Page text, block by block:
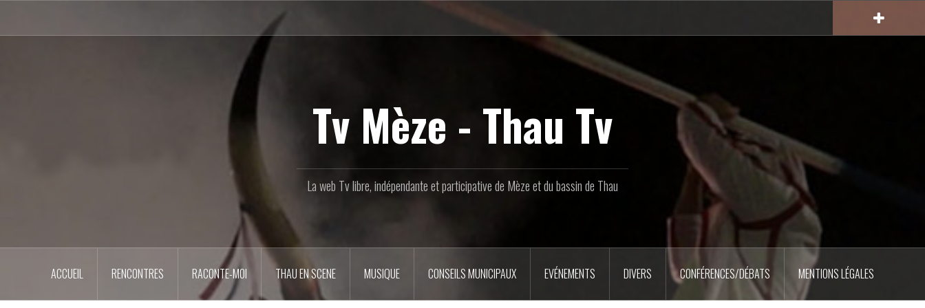
contenu
Tv Mèze - Thau Tv
La web Tv libre, indépendante et participative de Mèze et du bassin de Thau
ACCUEIL RENCONTRES RACONTE-MOI THAU EN SCENE MUSIQUE CONSEILS MUNICIPAUX EVÉNEMENTS DIVERS CONFÉRENCES/DÉBATS MENTIONS LÉGALES